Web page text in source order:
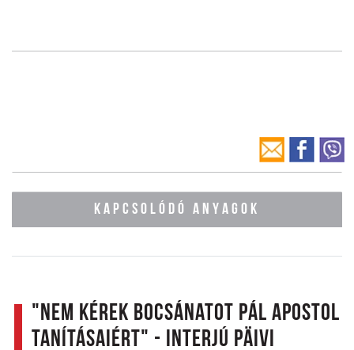
KAPCSOLÓDÓ ANYAGOK
"Nem kérek bocsánatot Pál apostol
tanításaiért" - Interjú Päivi